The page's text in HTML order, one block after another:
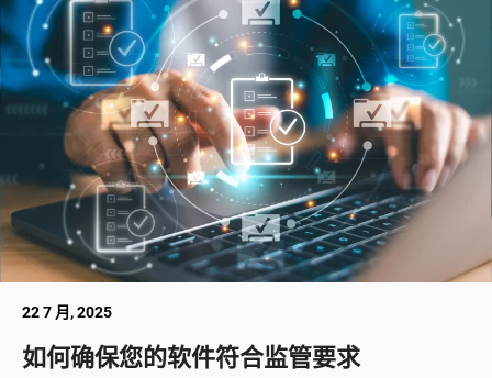
22 7 月, 2025
如何确保您的软件符合监管要求